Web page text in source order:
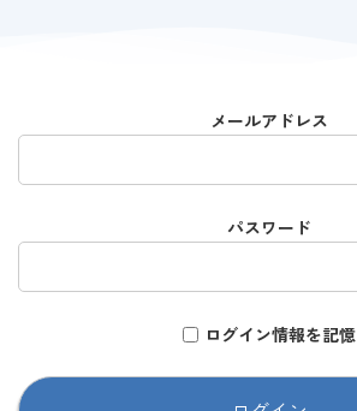
メールアドレス
パスワード
ログイン情報を記憶